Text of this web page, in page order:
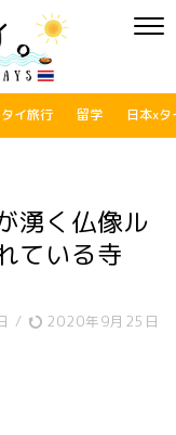
タイ旅行 留学 日本xタ
湧く仏像ル
ている寺
/ 2020年9月25日